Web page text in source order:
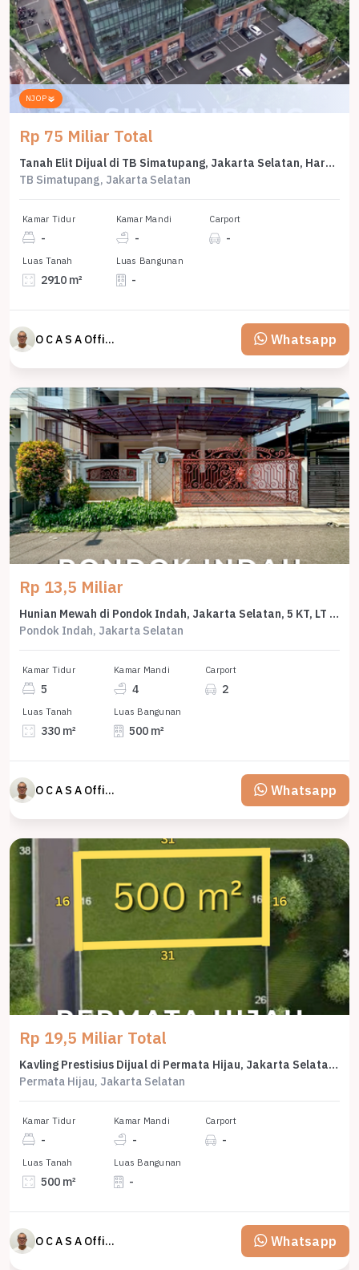
NJOP
Rp 75 Miliar Total
Tanah Elit Dijual di TB Simatupang, Jakarta Selatan, Harga 75 Miliar
TB Simatupang, Jakarta Selatan
Kamar Tidur
-
Kamar Mandi
-
Carport
-
Luas Tanah
2910 m²
Luas Bangunan
-
O C A S A Official property perfected Whatsapp
Rp 13,5 Miliar
Hunian Mewah di Pondok Indah, Jakarta Selatan, 5 KT, LT 330m²
Pondok Indah, Jakarta Selatan
Kamar Tidur
5
Kamar Mandi
4
Carport
2
Luas Tanah
330 m²
Luas Bangunan
500 m²
O C A S A Official property perfected Whatsapp
Rp 19,5 Miliar Total
Kavling Prestisius Dijual di Permata Hijau, Jakarta Selatan, Harga 19,5 Miliar
Permata Hijau, Jakarta Selatan
Kamar Tidur
-
Kamar Mandi
-
Carport
-
Luas Tanah
500 m²
Luas Bangunan
-
O C A S A Official property perfected Whatsapp